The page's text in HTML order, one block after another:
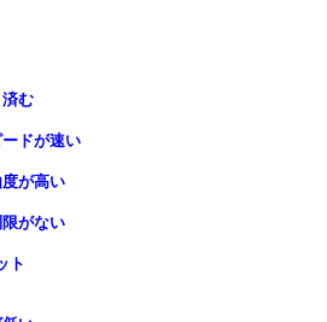
む
ドが速い
が高い
がない
ト